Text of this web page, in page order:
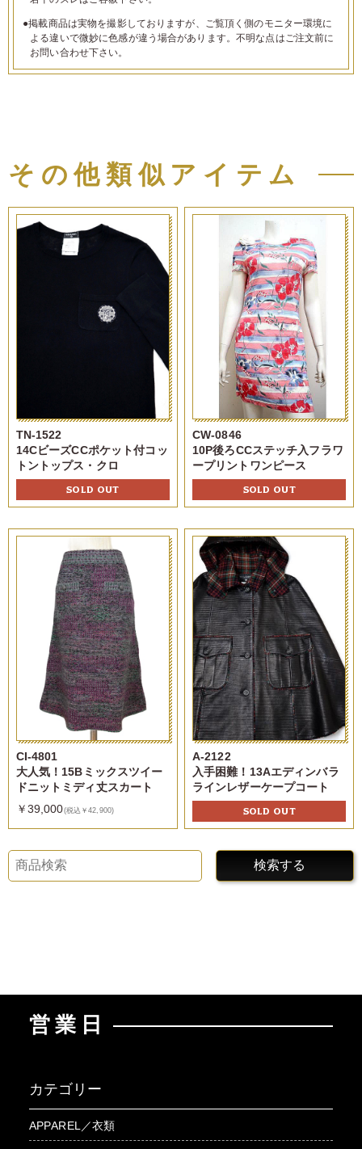
●掲載商品は実物を撮影しておりますが、ご覧頂く側のモニター環境に
よる違いで微妙に色感が違う場合があります。不明な点はご注文前に
お問い合わせ下さい。
その他類似アイテム
TN-1522
14CビーズCCポケット付コッ
トントップス・クロ
SOLD OUT
CW-0846
10P後ろCCステッチ入フラワ
ープリントワンピース
SOLD OUT
CI-4801
大人気！15Bミックスツイー
ドニットミディ丈スカート
￥39,000(税込￥42,900)
A-2122
入手困難！13Aエディンバラ
ラインレザーケープコート
SOLD OUT
検索する
営業日
カテゴリー
APPAREL／衣類